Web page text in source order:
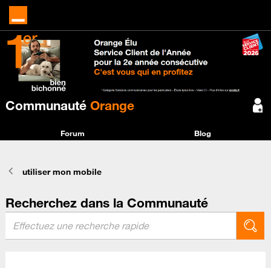
Communauté Orange
Forum Blog
utiliser mon mobile
Recherchez dans la Communauté